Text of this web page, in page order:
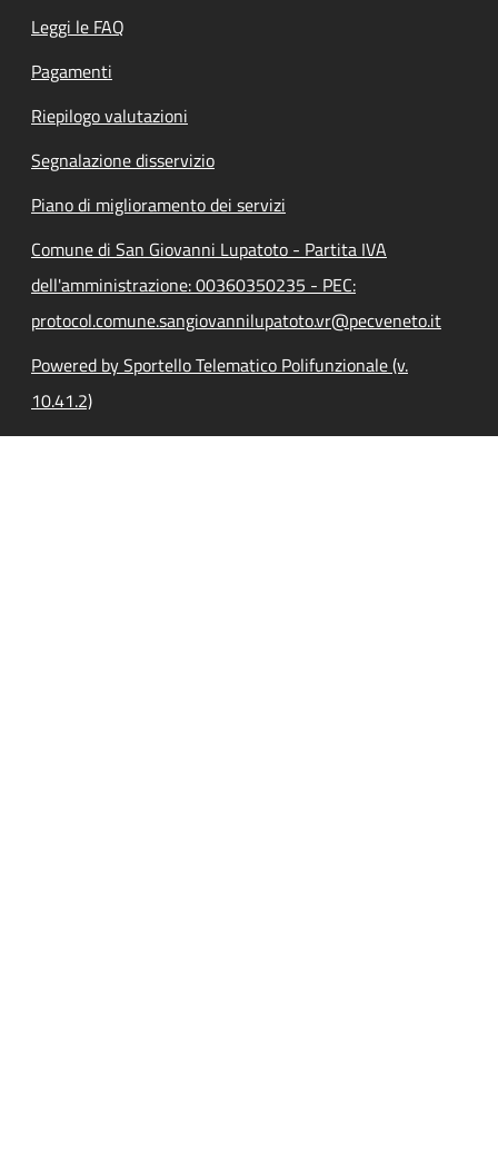
Leggi le FAQ
Pagamenti
Riepilogo valutazioni
Segnalazione disservizio
Piano di miglioramento dei servizi
Comune di San Giovanni Lupatoto - Partita IVA
dell'amministrazione: 00360350235 - PEC:
protocol.comune.sangiovannilupatoto.vr@pecveneto.it
Powered by Sportello Telematico Polifunzionale (v.
10.41.2)